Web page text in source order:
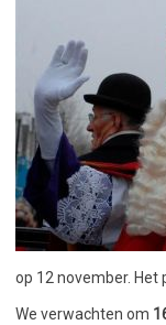
op 12 november. Het
We verwachten om